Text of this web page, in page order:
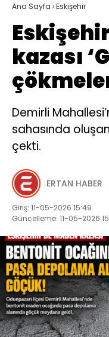
Ana Sayfa ›Eskişehir
kazası
Demirli
sahasında
çekti.
ERTAN HABER
Giriş: 11-05-2026 15:49
Güncelleme: 11-05-2026